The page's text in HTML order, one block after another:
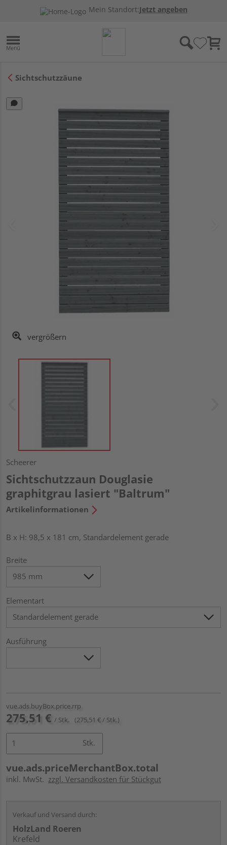
Mein Standort:Jetzt angeben
Sichtschutzzäune
vergrößern
Scheerer
Sichtschutzzaun Douglasie
graphitgrau lasiert "Baltrum"
Artikelinformationen
B x H: 98,5 x 181 cm, Standardelement gerade
Breite
Elementart
Ausführung
vue.ads.buyBox.price.rrp
275,51 € / Stk. (275,51 € / Stk.)
Stk.
vue.ads.priceMerchantBox.total
inkl. MwSt. zzgl. Versandkosten für Stückgut
Verkauf und Versand durch:
HolzLand Roeren
Krefeld